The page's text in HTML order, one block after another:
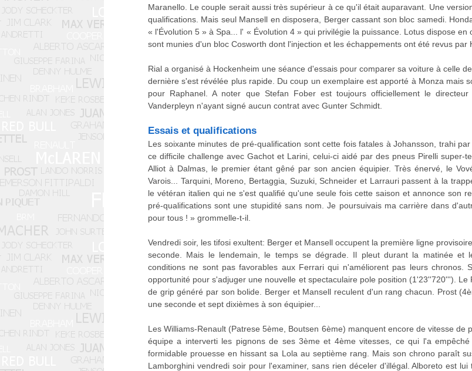
Maranello. Le couple serait aussi très supérieur à ce qu'il était auparavant. Une
qualifications. Mais seul Mansell en disposera, Berger cassant son bloc samedi.
« l'Évolution 5 » à Spa... l' « Évolution 4 » qui privilégie la puissance. Lotus dispose
sont munies d'un bloc Cosworth dont l'injection et les échappements ont été revus par
Rial a organisé à Hockenheim une séance d'essais pour comparer sa voiture à celle
dernière s'est révélée plus rapide. Du coup un exemplaire est apporté à Monza mais
pour Raphanel. A noter que Stefan Fober est toujours officiellement le
Vanderpleyn n'ayant signé aucun contrat avec Gunter Schmidt.
Essais et qualifications
Les soixante minutes de pré-qualification sont cette fois fatales à Johansson, trahi
ce difficile challenge avec Gachot et Larini, celui-ci aidé par des pneus Pirelli super-
Alliot à Dalmas, le premier étant gêné par son ancien équipier. Très énervé, le
Varois... Tarquini, Moreno, Bertaggia, Suzuki, Schneider et Larrauri passent à la
le vétéran italien qui ne s'est qualifié qu'une seule fois cette saison et annonce son
pré-qualifications sont une stupidité sans nom. Je poursuivais ma carrière dans
pour tous ! » grommelle-t-il.
Vendredi soir, les tifosi exultent: Berger et Mansell occupent la première ligne
seconde. Mais le lendemain, le temps se dégrade. Il pleut durant la matinée et
conditions ne sont pas favorables aux Ferrari qui n'améliorent pas leurs chronos.
opportunité pour s'adjuger une nouvelle et spectaculaire pole position (1'23''720''').
de grip généré par son bolide. Berger et Mansell reculent d'un rang chacun. Prost
une seconde et sept dixièmes à son équipier...
Les Williams-Renault (Patrese 5ème, Boutsen 6ème) manquent encore de vitesse de
équipe a interverti les pignons de ses 3ème et 4ème vitesses, ce qui l'a
formidable prouesse en hissant sa Lola au septième rang. Mais son chrono paraît
Lamborghini vendredi soir pour l'examiner, sans rien déceler d'illégal. Alboreto est